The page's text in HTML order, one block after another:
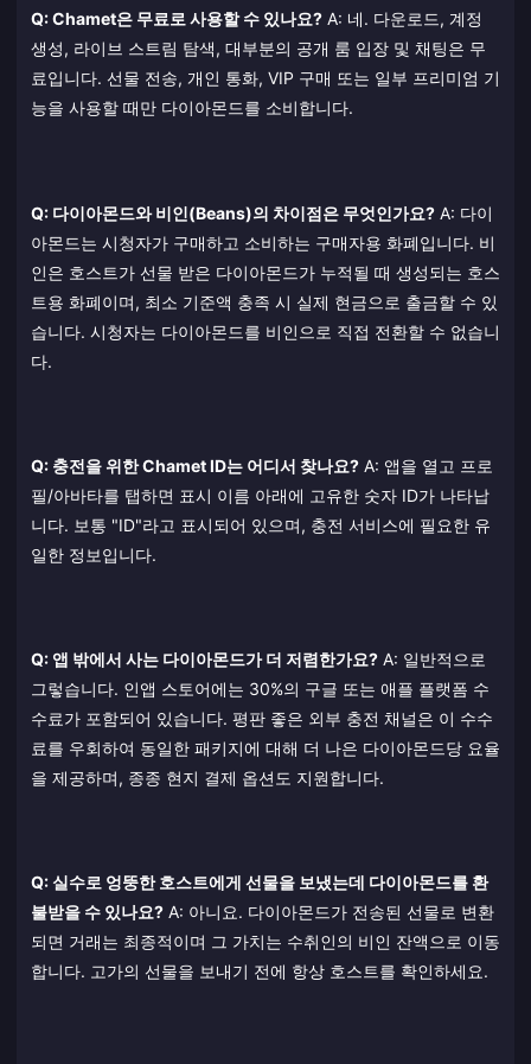
Q: Chamet은 무료로 사용할 수 있나요? A: 네. 다운로드, 계정
생성, 라이브 스트림 탐색, 대부분의 공개 룸 입장 및 채팅은 무
료입니다. 선물 전송, 개인 통화, VIP 구매 또는 일부 프리미엄 기
능을 사용할 때만 다이아몬드를 소비합니다.
Q: 다이아몬드와 비인(Beans)의 차이점은 무엇인가요? A: 다이
아몬드는 시청자가 구매하고 소비하는 구매자용 화폐입니다. 비
인은 호스트가 선물 받은 다이아몬드가 누적될 때 생성되는 호스
트용 화폐이며, 최소 기준액 충족 시 실제 현금으로 출금할 수 있
습니다. 시청자는 다이아몬드를 비인으로 직접 전환할 수 없습니
다.
Q: 충전을 위한 Chamet ID는 어디서 찾나요? A: 앱을 열고 프로
필/아바타를 탭하면 표시 이름 아래에 고유한 숫자 ID가 나타납
니다. 보통 "ID"라고 표시되어 있으며, 충전 서비스에 필요한 유
일한 정보입니다.
Q: 앱 밖에서 사는 다이아몬드가 더 저렴한가요? A: 일반적으로
그렇습니다. 인앱 스토어에는 30%의 구글 또는 애플 플랫폼 수
수료가 포함되어 있습니다. 평판 좋은 외부 충전 채널은 이 수수
료를 우회하여 동일한 패키지에 대해 더 나은 다이아몬드당 요율
을 제공하며, 종종 현지 결제 옵션도 지원합니다.
Q: 실수로 엉뚱한 호스트에게 선물을 보냈는데 다이아몬드를 환
불받을 수 있나요? A: 아니요. 다이아몬드가 전송된 선물로 변환
되면 거래는 최종적이며 그 가치는 수취인의 비인 잔액으로 이동
합니다. 고가의 선물을 보내기 전에 항상 호스트를 확인하세요.